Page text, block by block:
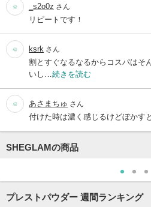
_s2o0z さん
リピートです！
ksrk さん
割とすぐなるなるからコスパはそ
いし… 続きを読む
あさまちゅ さん
付けた時は濃く感じるけどぼかす
SHEGLAMの商品
プレストパウダー 週間ランキング